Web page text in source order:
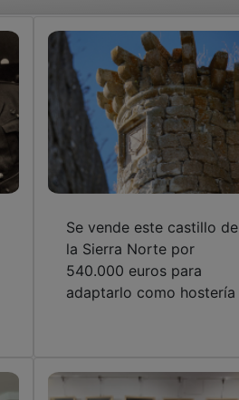
Se vende este castillo de
la Sierra Norte por
540.000 euros para
adaptarlo como hostería